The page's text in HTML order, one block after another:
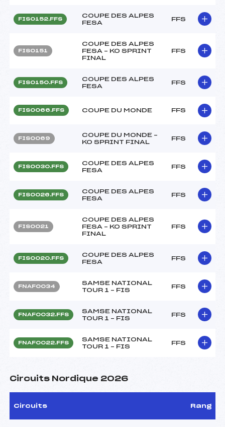
FIS0152.FFS
COUPE DES ALPES
FESA
FFS
FIS0151
COUPE DES ALPES
FESA – KO SPRINT
FINAL
FFS
FIS0150.FFS
COUPE DES ALPES
FESA
FFS
FIS0066.FFS COUPE DU MONDE FFS
FIS0069
COUPE DU MONDE –
KO SPRINT FINAL
FFS
FIS0030.FFS
COUPE DES ALPES
FESA
FFS
FIS0026.FFS
COUPE DES ALPES
FESA
FFS
FIS0021
COUPE DES ALPES
FESA – KO SPRINT
FINAL
FFS
FIS0020.FFS
COUPE DES ALPES
FESA
FFS
FNAF0034
SAMSE NATIONAL
TOUR 1 – FIS
FFS
FNAF0032.FFS
SAMSE NATIONAL
TOUR 1 – FIS
FFS
FNAF0022.FFS
SAMSE NATIONAL
TOUR 1 – FIS
FFS
Circuits Nordique 2026
Circuits Rang